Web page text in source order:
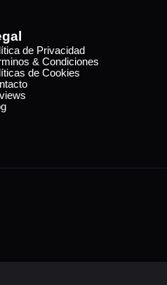
de Privacidad
& Condiciones
de Cookies